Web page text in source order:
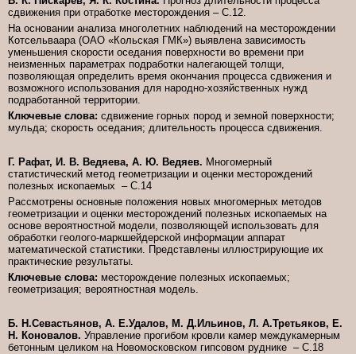
сдвижения при отработке месторождения – C.12.
На основании анализа многолетних наблюдений на месторождении
Котсельваара (ОАО «Кольская ГМК») выявлена зависимость
уменьшения скорости оседания поверхности во времени при
неизменных параметрах подработки налегающей толщи,
позволяющая определить время окончания процесса сдвижения и
возможного использования для народно-хозяйственных нужд
подработанной территории.
Ключевые слова: сдвижение горных пород и земной поверхности;
мульда; скорость оседания; длительность процесса сдвижения.
Г. Рафат, И. В. Ведяева, А. Ю. Ведяев. Многомерный
статистический метод геометризации и оценки месторождений
полезных ископаемых – C.14
Рассмотрены основные положения новых многомерных методов
геометризации и оценки месторождений полезных ископаемых на
основе вероятностной модели, позволяющей использовать для
обработки геолого-маркшейдерской информации аппарат
математической статистики. Представлены иллюстрирующие их
практические результаты.
Ключевые слова: месторождение полезных ископаемых;
геометризация; вероятностная модель.
Б. Н.Севастьянов, А. Е.Удалов, М. Д.Ильинов, Л. А.Третьяков, Е.
Н. Коновалов. Управление прогибом кровли камер междукамерным
бетонным целиком на Новомосковском гипсовом руднике – C.18